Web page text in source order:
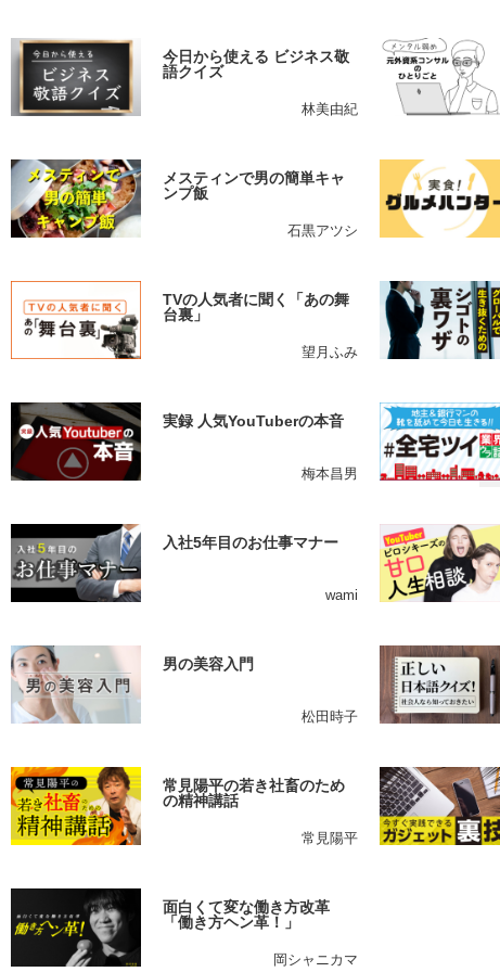
今日から使える ビジネス敬
語クイズ
林美由紀
メスティンで男の簡単キャ
ンプ飯
石黒アツシ
TVの人気者に聞く「あの舞
台裏」
望月ふみ
実録 人気YouTuberの本音
梅本昌男
入社5年目のお仕事マナー
wami
男の美容入門
松田時子
常見陽平の若き社畜のため
の精神講話
常見陽平
面白くて変な働き方改革
「働き方ヘン革！」
岡シャニカマ